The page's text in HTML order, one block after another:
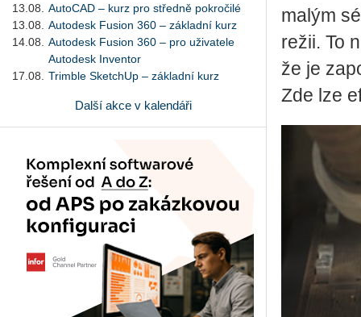
13.08.
AutoCAD – kurz pro středně pokročilé
13.08.
Autodesk Fusion 360 – základní kurz
14.08.
Autodesk Fusion 360 – pro uživatele
Autodesk Inventor
17.08.
Trimble SketchUp – základní kurz
Další akce v kalendáři
malým
režii. To
že je
Zde lze